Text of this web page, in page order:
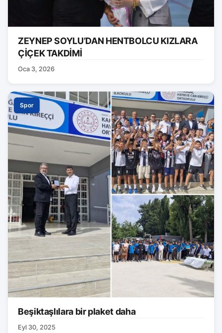
ZEYNEP SOYLU’DAN HENTBOLCU KIZLARA
ÇİÇEK TAKDİMİ
Oca 3, 2026
Spor
Beşiktaşlılara bir plaket daha
Eyl 30, 2025